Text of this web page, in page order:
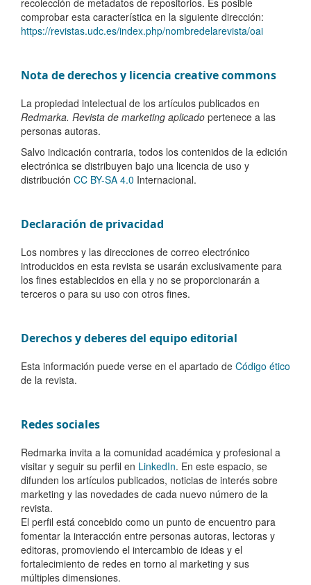
recolección de metadatos de repositorios. Es posible
comprobar esta característica en la siguiente dirección:
https://revistas.udc.es/index.php/nombredelarevista/oai
Nota de derechos y licencia creative commons
La propiedad intelectual de los artículos publicados en
Redmarka. Revista de marketing aplicado pertenece a las
personas autoras.
Salvo indicación contraria, todos los contenidos de la edición
electrónica se distribuyen bajo una licencia de uso y
distribución CC BY-SA 4.0 Internacional.
Declaración de privacidad
Los nombres y las direcciones de correo electrónico
introducidos en esta revista se usarán exclusivamente para
los fines establecidos en ella y no se proporcionarán a
terceros o para su uso con otros fines.
Derechos y deberes del equipo editorial
Esta información puede verse en el apartado de Código ético
de la revista.
Redes sociales
Redmarka invita a la comunidad académica y profesional a
visitar y seguir su perfil en LinkedIn. En este espacio, se
difunden los artículos publicados, noticias de interés sobre
marketing y las novedades de cada nuevo número de la
revista.
El perfil está concebido como un punto de encuentro para
fomentar la interacción entre personas autoras, lectoras y
editoras, promoviendo el intercambio de ideas y el
fortalecimiento de redes en torno al marketing y sus
múltiples dimensiones.